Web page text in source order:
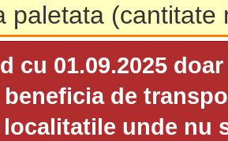
paletata (cantitate
cu 01.09.2025
de
unde nu